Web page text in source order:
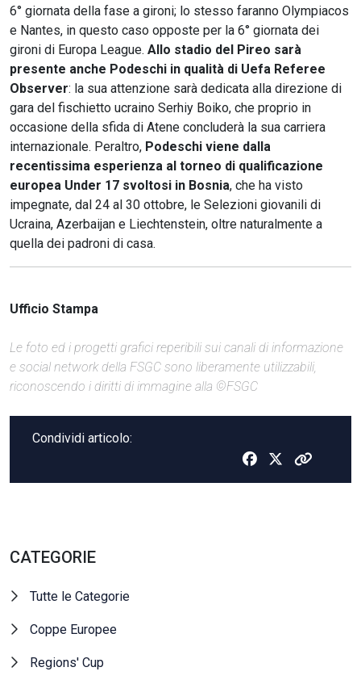
6° giornata della fase a gironi; lo stesso faranno Olympiacos
e Nantes, in questo caso opposte per la 6° giornata dei
gironi di Europa League. Allo stadio del Pireo sarà
presente anche Podeschi in qualità di Uefa Referee
Observer: la sua attenzione sarà dedicata alla direzione di
gara del fischietto ucraino Serhiy Boiko, che proprio in
occasione della sfida di Atene concluderà la sua carriera
internazionale. Peraltro, Podeschi viene dalla
recentissima esperienza al torneo di qualificazione
europea Under 17 svoltosi in Bosnia, che ha visto
impegnate, dal 24 al 30 ottobre, le Selezioni giovanili di
Ucraina, Azerbaijan e Liechtenstein, oltre naturalmente a
quella dei padroni di casa.
Ufficio Stampa
Le foto ed i progetti grafici reperibili sui canali di informazione
e social network della FSGC sono liberamente utilizzabili,
riconoscendo i diritti di immagine alla ©FSGC
Condividi articolo:
CATEGORIE
Tutte le Categorie
Coppe Europee
Regions' Cup